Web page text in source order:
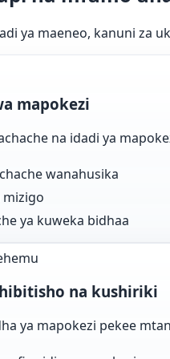
ya maeneo, kanuni za
mapokezi
na idadi ya
wanahusika
mizigo
ya kuweka bidhaa
na kushiriki
ya mapokezi pekee